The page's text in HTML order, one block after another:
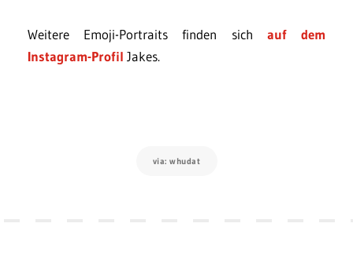
Weitere Emoji-Portraits finden sich auf dem
Instagram-Profil Jakes.
via: whudat